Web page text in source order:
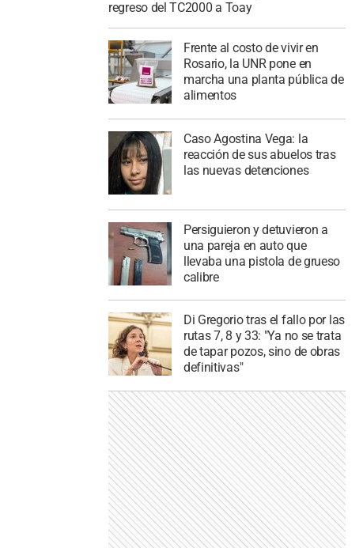
regreso del TC2000 a Toay
Frente al costo de vivir en
Rosario, la UNR pone en
marcha una planta pública de
alimentos
Caso Agostina Vega: la
reacción de sus abuelos tras
las nuevas detenciones
Persiguieron y detuvieron a
una pareja en auto que
llevaba una pistola de grueso
calibre
Di Gregorio tras el fallo por las
rutas 7, 8 y 33: "Ya no se trata
de tapar pozos, sino de obras
definitivas"